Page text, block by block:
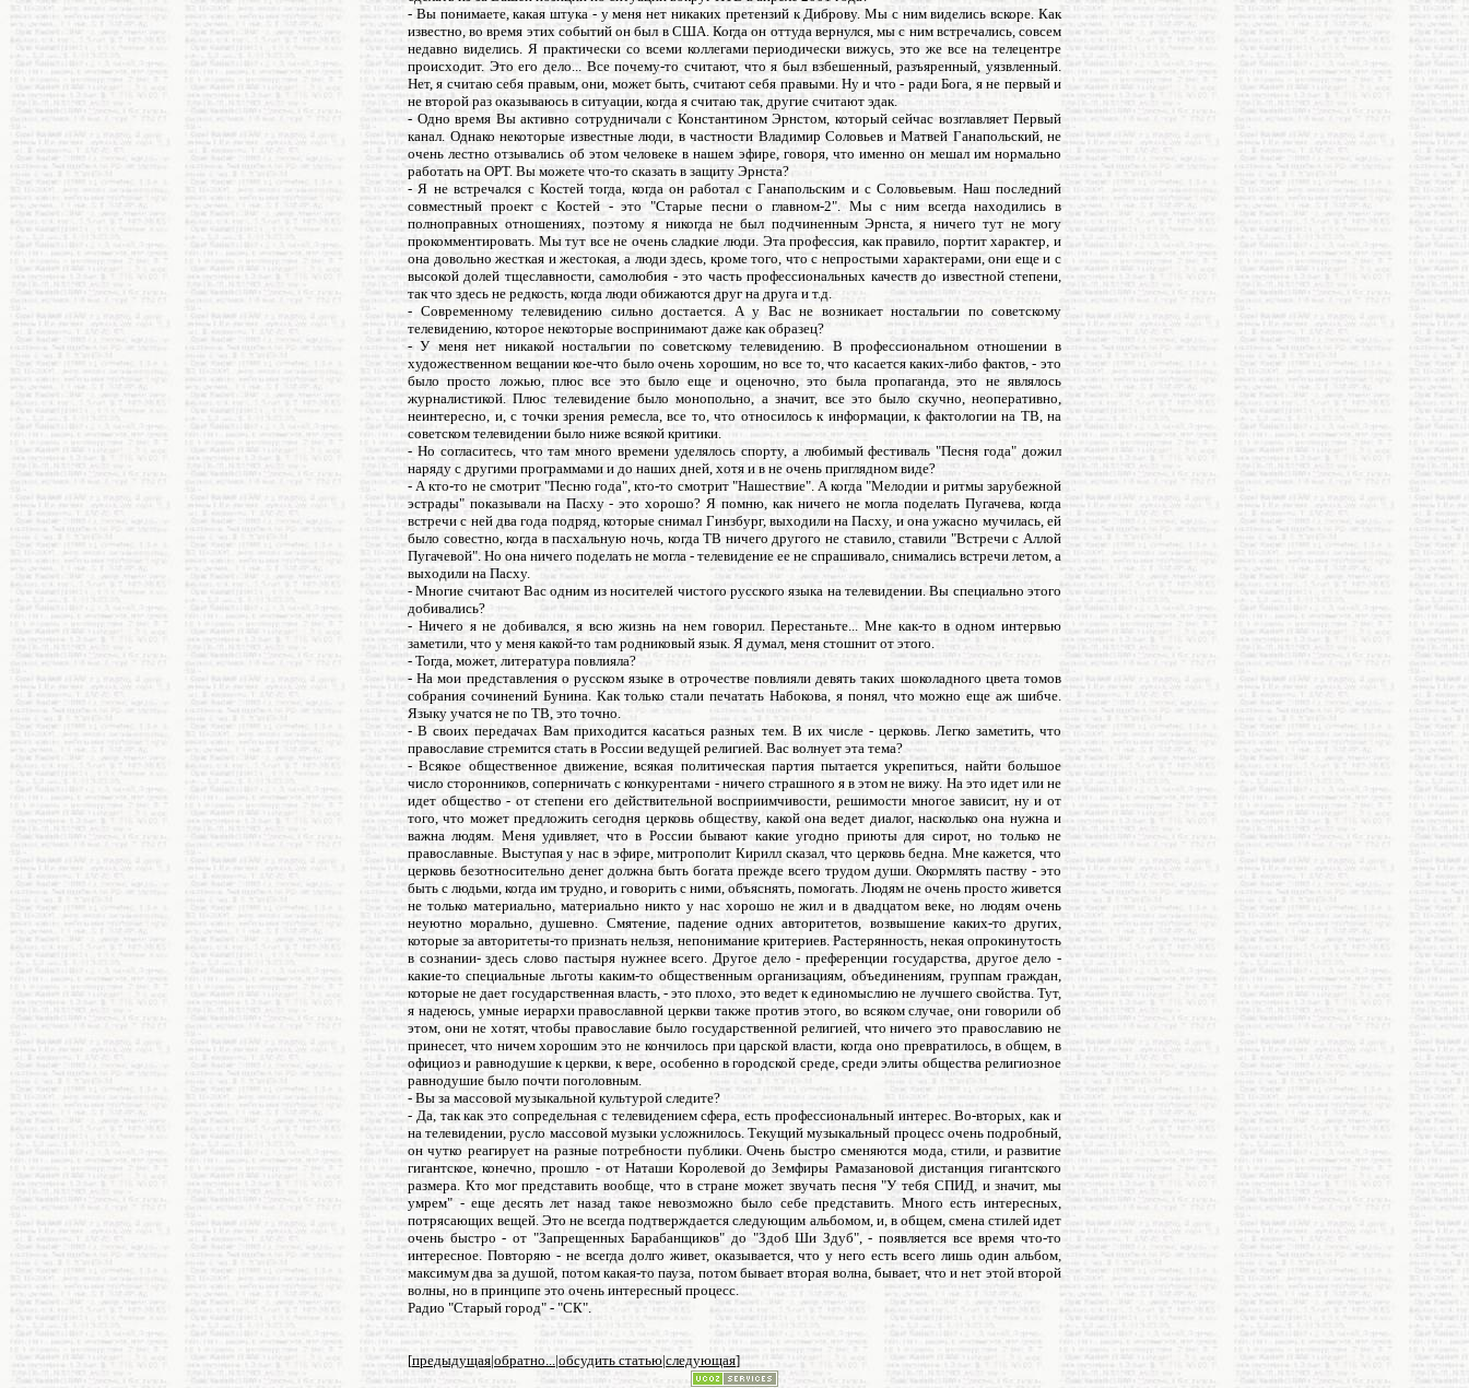
- Вы понимаете, какая штука - у меня нет никаких претензий к Диброву. Мы с ним виделись вскоре. Как
известно, во время этих событий он был в США. Когда он оттуда вернулся, мы с ним встречались, совсем
недавно виделись. Я практически со всеми коллегами периодически вижусь, это же все на телецентре
происходит. Это его дело... Все почему-то считают, что я был взбешенный, разъяренный, уязвленный.
Нет, я считаю себя правым, они, может быть, считают себя правыми. Ну и что - ради Бога, я не первый и
не второй раз оказываюсь в ситуации, когда я считаю так, другие считают эдак.
- Одно время Вы активно сотрудничали с Константином Эрнстом, который сейчас возглавляет Первый
канал. Однако некоторые известные люди, в частности Владимир Соловьев и Матвей Ганапольский, не
очень лестно отзывались об этом человеке в нашем эфире, говоря, что именно он мешал им нормально
работать на ОРТ. Вы можете что-то сказать в защиту Эрнста?
- Я не встречался с Костей тогда, когда он работал с Ганапольским и с Соловьевым. Наш последний
совместный проект с Костей - это "Старые песни о главном-2". Мы с ним всегда находились в
полноправных отношениях, поэтому я никогда не был подчиненным Эрнста, я ничего тут не могу
прокомментировать. Мы тут все не очень сладкие люди. Эта профессия, как правило, портит характер, и
она довольно жесткая и жестокая, а люди здесь, кроме того, что с непростыми характерами, они еще и с
высокой долей тщеславности, самолюбия - это часть профессиональных качеств до известной степени,
так что здесь не редкость, когда люди обижаются друг на друга и т.д.
- Современному телевидению сильно достается. А у Вас не возникает ностальгии по советскому
телевидению, которое некоторые воспринимают даже как образец?
- У меня нет никакой ностальгии по советскому телевидению. В профессиональном отношении в
художественном вещании кое-что было очень хорошим, но все то, что касается каких-либо фактов, - это
было просто ложью, плюс все это было еще и оценочно, это была пропаганда, это не являлось
журналистикой. Плюс телевидение было монопольно, а значит, все это было скучно, неоперативно,
неинтересно, и, с точки зрения ремесла, все то, что относилось к информации, к фактологии на ТВ, на
советском телевидении было ниже всякой критики.
- Но согласитесь, что там много времени уделялось спорту, а любимый фестиваль "Песня года" дожил
наряду с другими программами и до наших дней, хотя и в не очень приглядном виде?
- А кто-то не смотрит "Песню года", кто-то смотрит "Нашествие". А когда "Мелодии и ритмы зарубежной
эстрады" показывали на Пасху - это хорошо? Я помню, как ничего не могла поделать Пугачева, когда
встречи с ней два года подряд, которые снимал Гинзбург, выходили на Пасху, и она ужасно мучилась, ей
было совестно, когда в пасхальную ночь, когда ТВ ничего другого не ставило, ставили "Встречи с Аллой
Пугачевой". Но она ничего поделать не могла - телевидение ее не спрашивало, снимались встречи летом, а
выходили на Пасху.
- Многие считают Вас одним из носителей чистого русского языка на телевидении. Вы специально этого
добивались?
- Ничего я не добивался, я всю жизнь на нем говорил. Перестаньте... Мне как-то в одном интервью
заметили, что у меня какой-то там родниковый язык. Я думал, меня стошнит от этого.
- Тогда, может, литература повлияла?
- На мои представления о русском языке в отрочестве повлияли девять таких шоколадного цвета томов
собрания сочинений Бунина. Как только стали печатать Набокова, я понял, что можно еще аж шибче.
Языку учатся не по ТВ, это точно.
- В своих передачах Вам приходится касаться разных тем. В их числе - церковь. Легко заметить, что
православие стремится стать в России ведущей религией. Вас волнует эта тема?
- Всякое общественное движение, всякая политическая партия пытается укрепиться, найти большое
число сторонников, соперничать с конкурентами - ничего страшного я в этом не вижу. На это идет или не
идет общество - от степени его действительной восприимчивости, решимости многое зависит, ну и от
того, что может предложить сегодня церковь обществу, какой она ведет диалог, насколько она нужна и
важна людям. Меня удивляет, что в России бывают какие угодно приюты для сирот, но только не
православные. Выступая у нас в эфире, митрополит Кирилл сказал, что церковь бедна. Мне кажется, что
церковь безотносительно денег должна быть богата прежде всего трудом души. Окормлять паству - это
быть с людьми, когда им трудно, и говорить с ними, объяснять, помогать. Людям не очень просто живется
не только материально, материально никто у нас хорошо не жил и в двадцатом веке, но людям очень
неуютно морально, душевно. Смятение, падение одних авторитетов, возвышение каких-то других,
которые за авторитеты-то признать нельзя, непонимание критериев. Растерянность, некая опрокинутость
в сознании- здесь слово пастыря нужнее всего. Другое дело - преференции государства, другое дело -
какие-то специальные льготы каким-то общественным организациям, объединениям, группам граждан,
которые не дает государственная власть, - это плохо, это ведет к единомыслию не лучшего свойства. Тут,
я надеюсь, умные иерархи православной церкви также против этого, во всяком случае, они говорили об
этом, они не хотят, чтобы православие было государственной религией, что ничего это православию не
принесет, что ничем хорошим это не кончилось при царской власти, когда оно превратилось, в общем, в
официоз и равнодушие к церкви, к вере, особенно в городской среде, среди элиты общества религиозное
равнодушие было почти поголовным.
- Вы за массовой музыкальной культурой следите?
- Да, так как это сопредельная с телевидением сфера, есть профессиональный интерес. Во-вторых, как и
на телевидении, русло массовой музыки усложнилось. Текущий музыкальный процесс очень подробный,
он чутко реагирует на разные потребности публики. Очень быстро сменяются мода, стили, и развитие
гигантское, конечно, прошло - от Наташи Королевой до Земфиры Рамазановой дистанция гигантского
размера. Кто мог представить вообще, что в стране может звучать песня "У тебя СПИД, и значит, мы
умрем" - еще десять лет назад такое невозможно было себе представить. Много есть интересных,
потрясающих вещей. Это не всегда подтверждается следующим альбомом, и, в общем, смена стилей идет
очень быстро - от "Запрещенных Барабанщиков" до "Здоб Ши Здуб", - появляется все время что-то
интересное. Повторяю - не всегда долго живет, оказывается, что у него есть всего лишь один альбом,
максимум два за душой, потом какая-то пауза, потом бывает вторая волна, бывает, что и нет этой второй
волны, но в принципе это очень интересный процесс.
Радио "Старый город" - "СК".
[предыдущая|обратно...|обсудить статью|следующая]